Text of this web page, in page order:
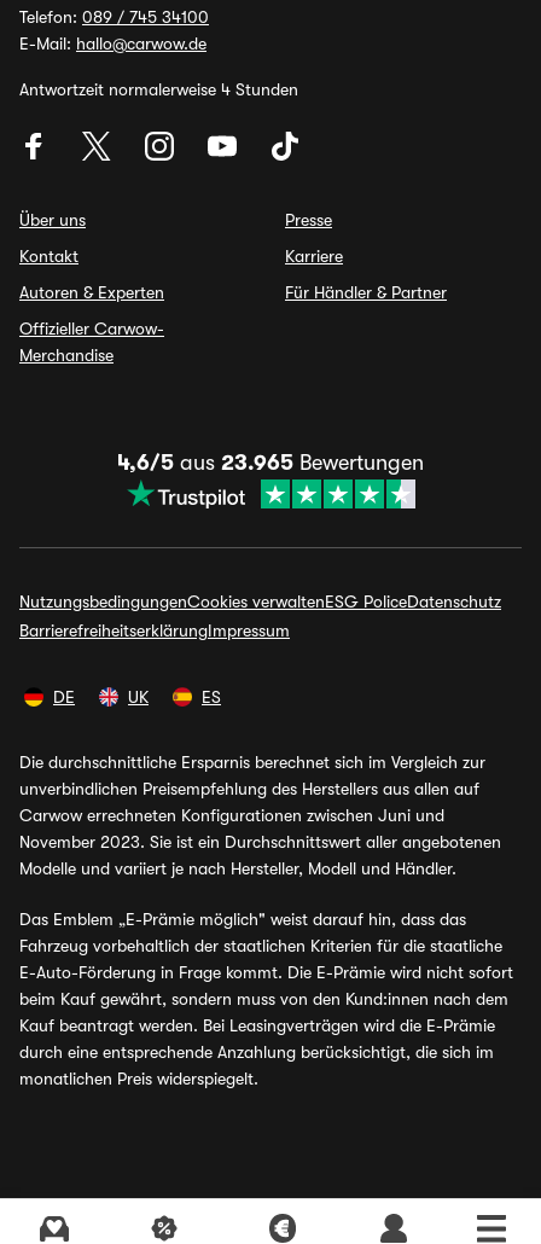
Telefon: 089 / 745 34100
E-Mail: hallo@carwow.de
Antwortzeit normalerweise 4 Stunden
Über uns
Kontakt
Autoren & Experten
Offizieller Carwow-
Merchandise
Presse
Karriere
Für Händler & Partner
4,6/5 aus 23.965 Bewertungen
NutzungsbedingungenCookies verwaltenESG PoliceDatenschutz
BarrierefreiheitserklärungImpressum
DE UK ES
Die durchschnittliche Ersparnis berechnet sich im Vergleich zur
unverbindlichen Preisempfehlung des Herstellers aus allen auf
Carwow errechneten Konfigurationen zwischen Juni und
November 2023. Sie ist ein Durchschnittswert aller angebotenen
Modelle und variiert je nach Hersteller, Modell und Händler.
Das Emblem „E-Prämie möglich" weist darauf hin, dass das
Fahrzeug vorbehaltlich der staatlichen Kriterien für die staatliche
E-Auto-Förderung in Frage kommt. Die E-Prämie wird nicht sofort
beim Kauf gewährt, sondern muss von den Kund:innen nach dem
Kauf beantragt werden. Bei Leasingverträgen wird die E-Prämie
durch eine entsprechende Anzahlung berücksichtigt, die sich im
monatlichen Preis widerspiegelt.